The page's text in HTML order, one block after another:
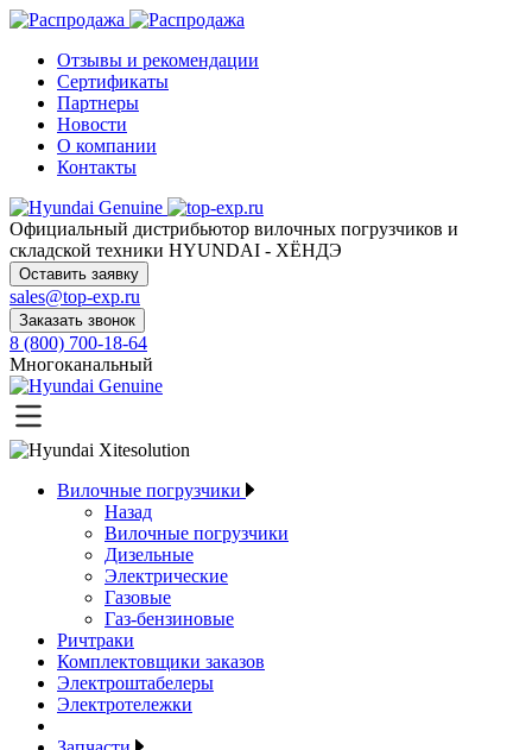
Отзывы и рекомендации
Сертификаты
Партнеры
Новости
О компании
Контакты
Официальный дистрибьютор вилочных погрузчиков и
складской техники HYUNDAI - ХЁНДЭ
Оставить заявку
sales@top-exp.ru
Заказать звонок
8 (800) 700-18-64
Многоканальный
Вилочные погрузчики
Назад
Вилочные погрузчики
Дизельные
Электрические
Газовые
Газ-бензиновые
Ричтраки
Комплектовщики заказов
Электроштабелеры
Электротележки